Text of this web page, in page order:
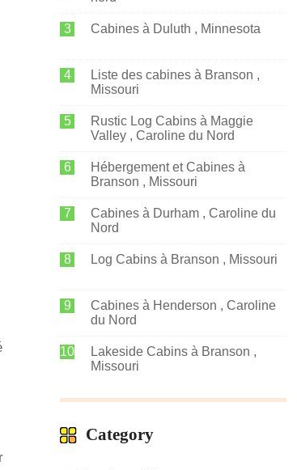
Cabines à Duluth , Minnesota
Liste des cabines à Branson ,
Missouri
Rustic Log Cabins à Maggie
Valley , Caroline du Nord
Hébergement et Cabines à
Branson , Missouri
Cabines à Durham , Caroline du
Nord
Log Cabins à Branson , Missouri
Cabines à Henderson , Caroline
du Nord
Lakeside Cabins à Branson ,
Missouri
Category